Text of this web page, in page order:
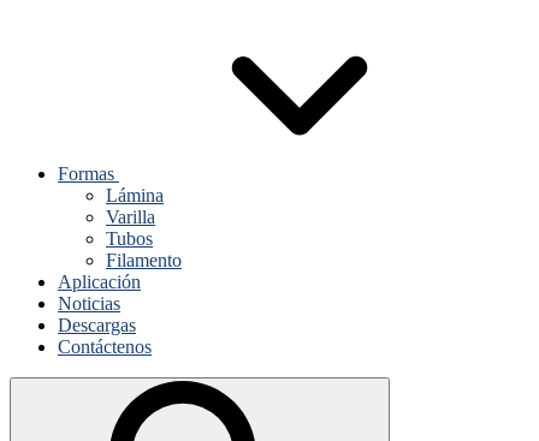
Formas
Lámina
Varilla
Tubos
Filamento
Aplicación
Noticias
Descargas
Contáctenos